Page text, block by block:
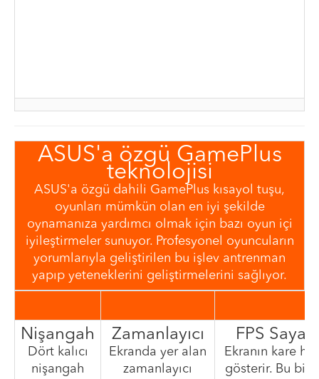
ASUS'a özgü GamePlus
teknolojisi
ASUS'a özgü dahili GamePlus kısayol tuşu,
oyunları mümkün olan en iyi şekilde
oynamanıza yardımcı olmak için bazı oyun içi
iyileştirmeler sunuyor. Profesyonel oyuncuların
yorumlarıyla geliştirilen bu işlev antrenman
yapıp yeteneklerini geliştirmelerini sağlıyor.
Nişangah
Dört kalıcı
nişangah
Zamanlayıcı
Ekranda yer alan
zamanlayıcı
FPS Sayacı
Ekranın kare
gösterir. Bu